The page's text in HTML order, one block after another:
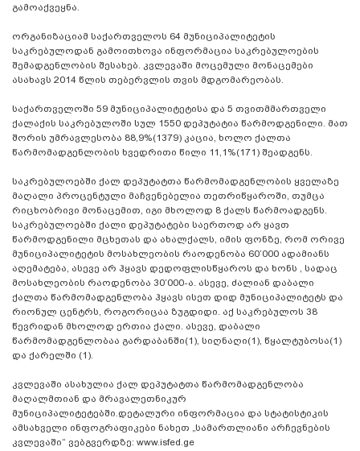
გამოაქვეყნა.
ორგანიზაციამ საქართველოს 64 მუნიციპალიტეტის
საკრებულოდან გამოითხოვა ინფორმაცია საკრებულოების
შემადგენლობის შესახებ. კვლევაში მოცემული მონაცემები
ასახავს 2014 წლის თებერვლის თვის მდგომარეობას.
საქართველოში 59 მუნიციპალიტეტისა და 5 თვითმმართველი
ქალაქის საკრებულოში სულ 1550 დეპუტატია წარმოდგენილი. მათ
შორის უმრავლესობა 88,9%(1379) კაცია, ხოლო ქალთა
წარმომადგენლობის ხვედრითი წილი 11,1%(171) შეადგენს.
საკრებულოებში ქალ დეპუტატთა წარმომადგენლობის ყველაზე
მაღალი პროცენტული მაჩვენებელია თეთრიწყაროში, თუმცა
რიცხობრივი მონაცემით, იგი მხოლოდ 8 ქალს წარმოადგენს.
საკრებულოებში ქალი დეპუტატები საერთოდ არ ყავთ
წარმოდგენილი მცხეთას და ახალქალს, იმის ფონზე, რომ ორივე
მუნიციპალიტეტის მოსახლეობის რაოდენობა 60’000 ადამიანს
აღემატება, ასევე არ ჰყავს დედოფლისწყაროს და ხონს , სადაც
მოსახლეობის რაოდენობა 30’000-ა. ასევე, ძალიან დაბალი
ქალთა წარმომადგენლობა ჰყავს ისეთ დიდ მუნიციპალიტეტს და
რიონულ ცენტრს, როგორიცაა ზუგდიდი. აქ საკრებულოს 38
წევრიდან მხოლოდ ერთია ქალი. ასევე, დაბალი
წარმომადგენლობაა გარდაბანში(1), სიღნაღი(1), წყალტუბოსა(1)
და ქარელში (1).
კვლევაში ასახულია ქალ დეპუტატთა წარმომადგენლობა
მაღალმთიან და მრავალეთნიკურ
მუნიციპალიტეტებში.დეტალური ინფორმაცია და სტატისტიკის
ამსახველი ინფოგრაფიკები ნახეთ „სამართლიანი არჩევნების
კვლევაში“ ვებგვერდზე: www.isfed.ge